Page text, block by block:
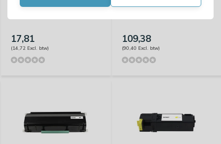
Capaciteit: 2.500 pagina's
17,81
(14,72 Excl. btw)
Capaciteit: 8.500 pagina's
109,38
(90,40 Excl. btw)